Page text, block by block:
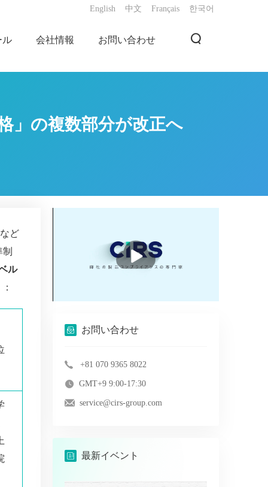
English 中文 Français 한국어
ル 会社情報 お問い合わせ
」の複数部分が改正へ
ど
ル
播
放
お問い合わせ
+81 070 9365 8022
GMT+9 9:00-17:30
service@cirs-group.com
最新イベント